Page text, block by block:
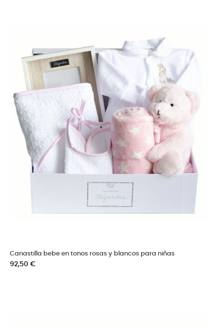
Canastilla bebe en tonos rosas y blancos para niñas
Precio
92,50 €